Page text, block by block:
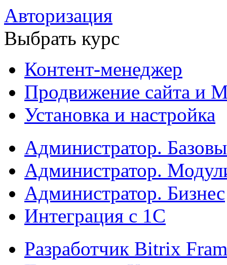
Авторизация
Выбрать курс
Контент-менеджер
Продвижение сайта и
Установка и настройка
Администратор.
Администратор.
Администратор. Бизнес
Интеграция с 1С
Разработчик Bitrix